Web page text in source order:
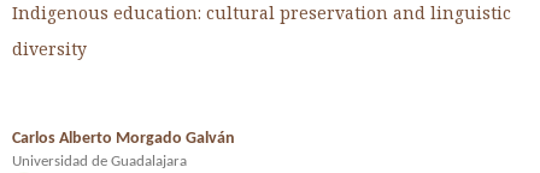
Indigenous education: cultural preservation and linguistic
diversity
Carlos Alberto Morgado Galván
Universidad de Guadalajara